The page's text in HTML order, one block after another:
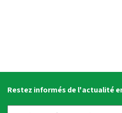
Restez informés de l'actualité